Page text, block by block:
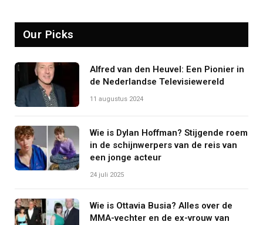
Our Picks
Alfred van den Heuvel: Een Pionier in
de Nederlandse Televisiewereld
11 augustus 2024
Wie is Dylan Hoffman? Stijgende roem
in de schijnwerpers van de reis van
een jonge acteur
24 juli 2025
Wie is Ottavia Busia? Alles over de
MMA-vechter en de ex-vrouw van